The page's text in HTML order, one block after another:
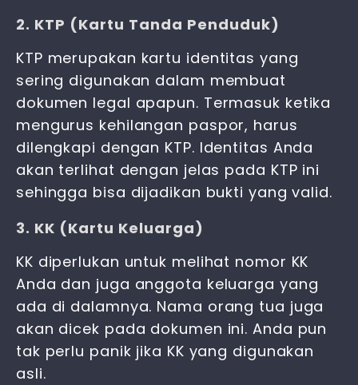
2. KTP (Kartu Tanda Penduduk)
KTP merupakan kartu identitas yang
sering digunakan dalam membuat
dokumen legal apapun. Termasuk ketika
mengurus kehilangan paspor, harus
dilengkapi dengan KTP. Identitas Anda
akan terlihat dengan jelas pada KTP ini
sehingga bisa dijadikan bukti yang valid.
3. KK (Kartu Keluarga)
KK diperlukan untuk melihat nomor KK
Anda dan juga anggota keluarga yang
ada di dalamnya. Nama orang tua juga
akan dicek pada dokumen ini. Anda pun
tak perlu panik jika KK yang digunakan
asli.